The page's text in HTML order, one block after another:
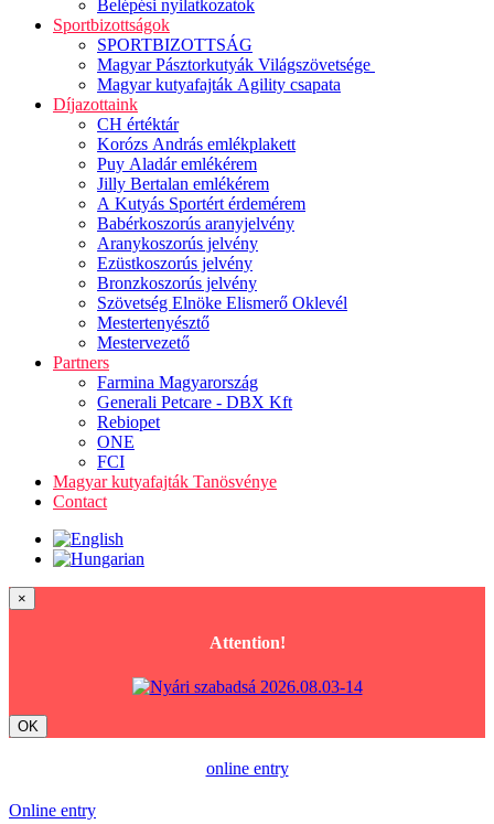
Belépési nyilatkozatok
Sportbizottságok
SPORTBIZOTTSÁG
Magyar Pásztorkutyák Világszövetsége
Magyar kutyafajták Agility csapata
Díjazottaink
CH értéktár
Korózs András emlékplakett
Puy Aladár emlékérem
Jilly Bertalan emlékérem
A Kutyás Sportért érdemérem
Babérkoszorús aranyjelvény
Aranykoszorús jelvény
Ezüstkoszorús jelvény
Bronzkoszorús jelvény
Szövetség Elnöke Elismerő Oklevél
Mestertenyésztő
Mestervezető
Partners
Farmina Magyarország
Generali Petcare - DBX Kft
Rebiopet
ONE
FCI
Magyar kutyafajták Tanösvénye
Contact
×
Attention!
OK
online entry
Online entry